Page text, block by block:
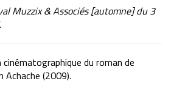
Muzzix & Associés [automne] du 3
du roman de
Achache (2009).